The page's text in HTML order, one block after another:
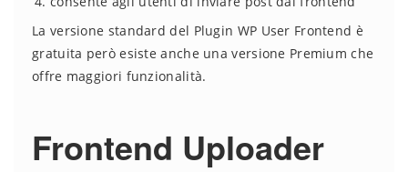
La versione standard del Plugin WP User Frontend è
gratuita però esiste anche una versione Premium che
offre maggiori funzionalità.
Frontend Uploader